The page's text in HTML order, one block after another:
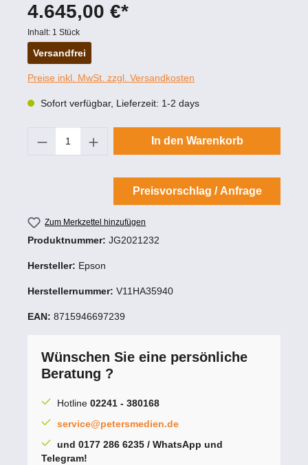
4.645,00 €*
Inhalt: 1 Stück
Versandfrei
Preise inkl. MwSt. zzgl. Versandkosten
Sofort verfügbar, Lieferzeit: 1-2 days
Produkt Anzahl: Gib den gewünschten
In den Warenkorb
Preisvorschlag / Anfrage
Zum Merkzettel hinzufügen
Produktnummer: JG2021232
Hersteller: Epson
Herstellernummer: V11HA35940
EAN: 8715946697239
Wünschen Sie eine persönliche
Beratung ?
Hotline 02241 - 380168
service@petersmedien.de
und 0177 286 6235 / WhatsApp und
Telegram!